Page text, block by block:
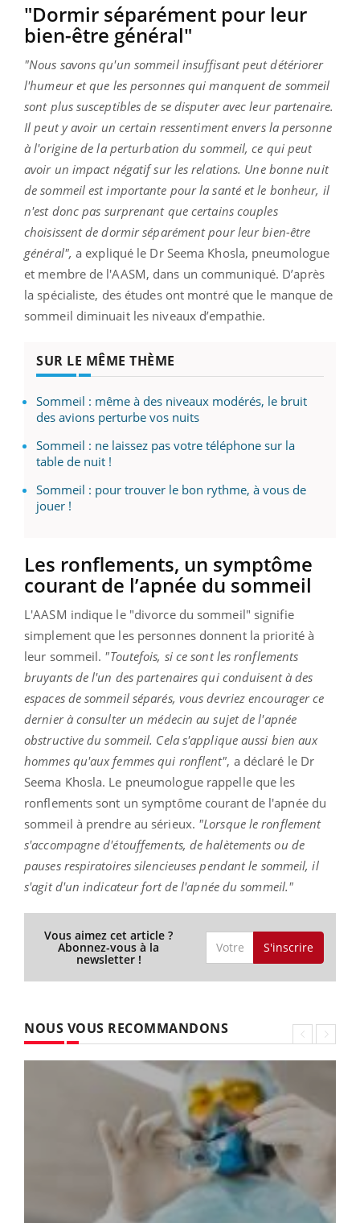
"Dormir séparément pour leur
bien-être général"
"Nous savons qu'un sommeil insuffisant peut détériorer
l'humeur et que les personnes qui manquent de sommeil
sont plus susceptibles de se disputer avec leur partenaire.
Il peut y avoir un certain ressentiment envers la personne
à l'origine de la perturbation du sommeil, ce qui peut
avoir un impact négatif sur les relations. Une bonne nuit
de sommeil est importante pour la santé et le bonheur, il
n'est donc pas surprenant que certains couples
choisissent de dormir séparément pour leur bien-être
général", a expliqué le Dr Seema Khosla, pneumologue
et membre de l'AASM, dans un communiqué. D’après
la spécialiste, des études ont montré que le manque de
sommeil diminuait les niveaux d’empathie.
SUR LE MÊME THÈME
Sommeil : même à des niveaux modérés, le bruit
des avions perturbe vos nuits
Sommeil : ne laissez pas votre téléphone sur la
table de nuit !
Sommeil : pour trouver le bon rythme, à vous de
jouer !
Les ronflements, un symptôme
courant de l’apnée du sommeil
L'AASM indique le "divorce du sommeil" signifie
simplement que les personnes donnent la priorité à
leur sommeil. "Toutefois, si ce sont les ronflements
bruyants de l'un des partenaires qui conduisent à des
espaces de sommeil séparés, vous devriez encourager ce
dernier à consulter un médecin au sujet de l'apnée
obstructive du sommeil. Cela s'applique aussi bien aux
hommes qu'aux femmes qui ronflent", a déclaré le Dr
Seema Khosla. Le pneumologue rappelle que les
ronflements sont un symptôme courant de l'apnée du
sommeil à prendre au sérieux. "Lorsque le ronflement
s'accompagne d'étouffements, de halètements ou de
pauses respiratoires silencieuses pendant le sommeil, il
s'agit d'un indicateur fort de l'apnée du sommeil."
Vous aimez cet article ?
Abonnez-vous à la
newsletter !
S'inscrire
NOUS VOUS RECOMMANDONS